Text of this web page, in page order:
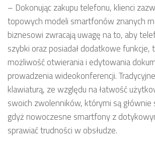
– Dokonując zakupu telefonu, klienci
topowych modeli smartfonów znanych
biznesowi zwracają uwagę na to, aby
szybki oraz posiadał dodatkowe funkcje,
możliwość otwierania i edytowania
prowadzenia wideokonferencji.
klawiaturą, ze względu na łatwość
swoich zwolenników, którymi są głównie
gdyż nowoczesne smartfony z
sprawiać trudności w obsłudze.